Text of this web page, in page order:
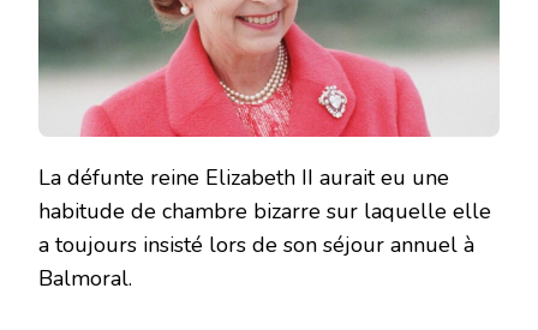
La défunte reine Elizabeth II aurait eu une
habitude de chambre bizarre sur laquelle elle
a toujours insisté lors de son séjour annuel à
Balmoral.